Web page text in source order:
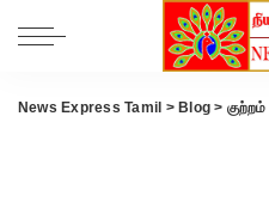
News Express Tamil > Blog > குற்றம்